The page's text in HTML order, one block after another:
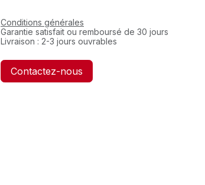
Conditions générales
Garantie satisfait ou remboursé de 30 jours
Livraison : 2-3 jours ouvrables
Contactez-nous